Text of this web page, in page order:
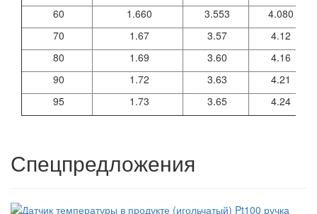
60
1.660 3.553
4.080
70
1.67 3.57
4.12
80
1.69 3.60
4.16
90
1.72 3.63
4.21
95
1.73 3.65 4.24
Спецпредложения